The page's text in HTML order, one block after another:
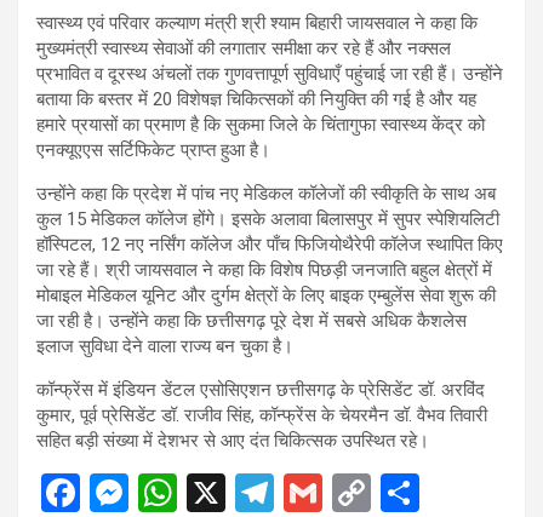
स्वास्थ्य एवं परिवार कल्याण मंत्री श्री श्याम बिहारी जायसवाल ने कहा कि
मुख्यमंत्री स्वास्थ्य सेवाओं की लगातार समीक्षा कर रहे हैं और नक्सल
प्रभावित व दूरस्थ अंचलों तक गुणवत्तापूर्ण सुविधाएँ पहुंचाई जा रही हैं। उन्होंने
बताया कि बस्तर में 20 विशेषज्ञ चिकित्सकों की नियुक्ति की गई है और यह
हमारे प्रयासों का प्रमाण है कि सुकमा जिले के चिंतागुफा स्वास्थ्य केंद्र को
एनक्यूएएस सर्टिफिकेट प्राप्त हुआ है।
उन्होंने कहा कि प्रदेश में पांच नए मेडिकल कॉलेजों की स्वीकृति के साथ अब
कुल 15 मेडिकल कॉलेज होंगे। इसके अलावा बिलासपुर में सुपर स्पेशियलिटी
हॉस्पिटल, 12 नए नर्सिंग कॉलेज और पाँच फिजियोथैरेपी कॉलेज स्थापित किए
जा रहे हैं। श्री जायसवाल ने कहा कि विशेष पिछड़ी जनजाति बहुल क्षेत्रों में
मोबाइल मेडिकल यूनिट और दुर्गम क्षेत्रों के लिए बाइक एम्बुलेंस सेवा शुरू की
जा रही है। उन्होंने कहा कि छत्तीसगढ़ पूरे देश में सबसे अधिक कैशलेस
इलाज सुविधा देने वाला राज्य बन चुका है।
कॉन्फ्रेंस में इंडियन डेंटल एसोसिएशन छत्तीसगढ़ के प्रेसिडेंट डॉ. अरविंद
कुमार, पूर्व प्रेसिडेंट डॉ. राजीव सिंह, कॉन्फ्रेंस के चेयरमैन डॉ. वैभव तिवारी
सहित बड़ी संख्या में देशभर से आए दंत चिकित्सक उपस्थित रहे।
F
M W X
T
G
C